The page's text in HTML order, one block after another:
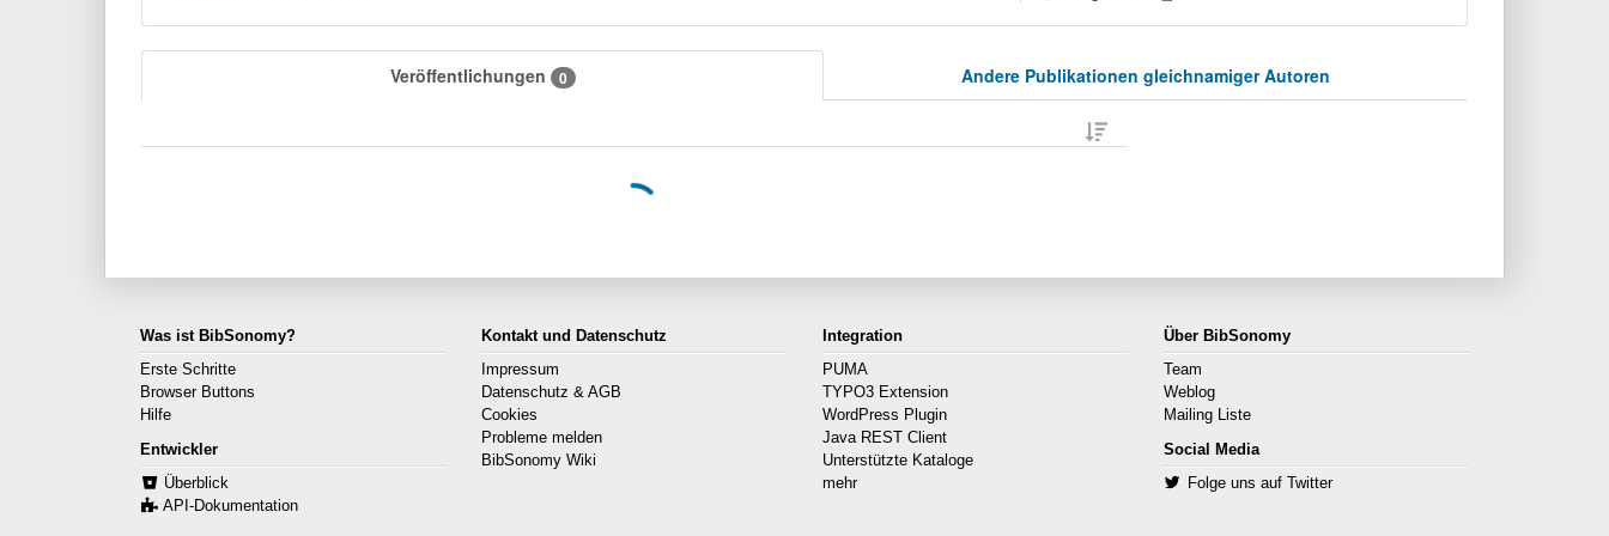
Veröffentlichungen 0 Andere Publikationen gleichnamiger Autoren
Was ist BibSonomy?
Erste Schritte
Browser Buttons
Hilfe
Entwickler
Überblick
API-Dokumentation
Kontakt und Datenschutz
Impressum
Datenschutz & AGB
Cookies
Probleme melden
BibSonomy Wiki
Integration
PUMA
TYPO3 Extension
WordPress Plugin
Java REST Client
Unterstützte Kataloge
mehr
Über BibSonomy
Team
Weblog
Mailing Liste
Social Media
Folge uns auf Twitter